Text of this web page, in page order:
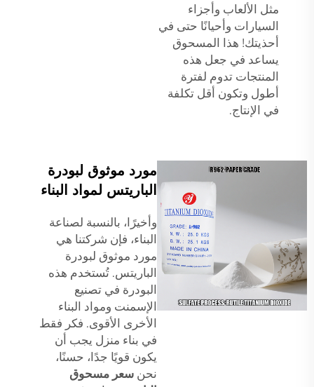
مثل الألعاب وأجزاء
السيارات وأحيانًا حتى في
أحذيتك! هذا المسحوق
يساعد في جعل هذه
المنتجات تدوم لفترة
أطول وتكون أقل تكلفة
في الإنتاج.
مورد موثوق لبودرة
الباريتس لمواد البناء
وأخيرًا، بالنسبة لصناعة
البناء، فإن شركتنا هي
مورد موثوق لبودرة
الباريتس. تُستخدم هذه
البودرة في تصنيع
الإسمنت ومواد البناء
الأخرى الأقوى. فكر فقط
في بناء منزل يجب أن
يكون قويًا جدًا، حسنًا،
نحن سعر مسحوق